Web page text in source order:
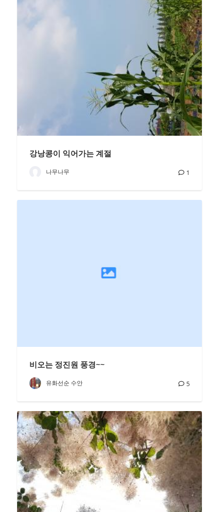
강낭콩이 익어가는 계절
나무나무 1
비오는 정진원 풍경~~
유화선순 수안 5